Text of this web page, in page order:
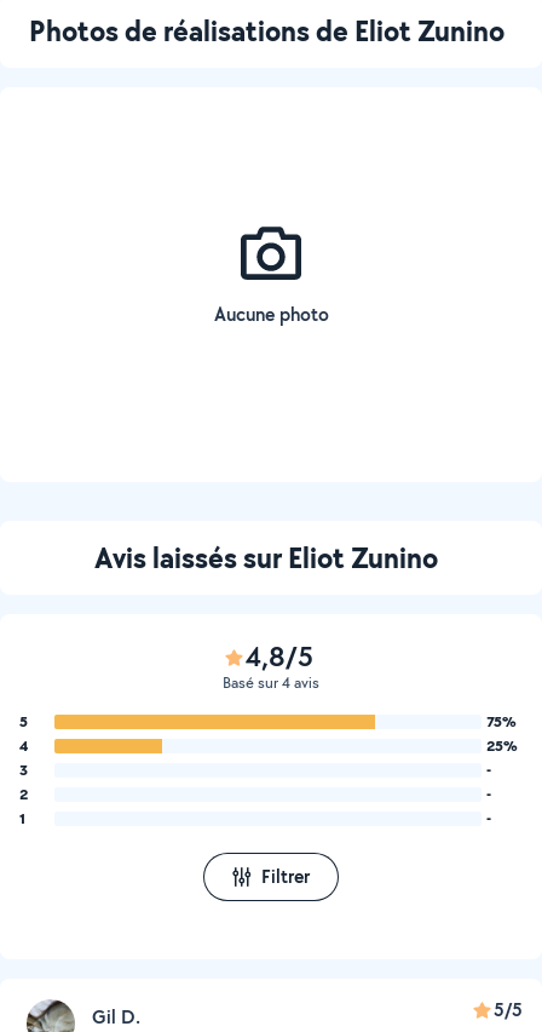
Photos de réalisations de Eliot Zunino
Aucune photo
Avis laissés sur Eliot Zunino
4,8/5
Basé sur 4 avis
5
75%
4
25%
3
-
2
-
1
-
Filtrer
Gil D. 5/5